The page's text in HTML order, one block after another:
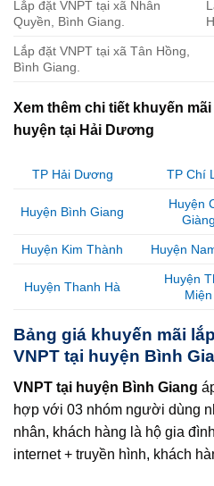
Lắp đặt VNPT tại xã Nhân
Quyền, Bình Giang.
Lắp đặt VNPT tại xã Tân Hồng,
Bình Giang.
Xem thêm chi tiết khuyến
huyện tại Hải Dương
TP Hải Dương TP Chí
Huyện Bình Giang
Huyện
Giàng
Huyện Kim Thành Huyện
Huyện Thanh Hà
Huyện
Miện
Bảng giá khuyến mãi
VNPT tại huyện Bình
VNPT tại huyện Bình Giang
hợp với 03 nhóm người dùng
nhân, khách hàng là hộ gia
internet + truyền hình, khách